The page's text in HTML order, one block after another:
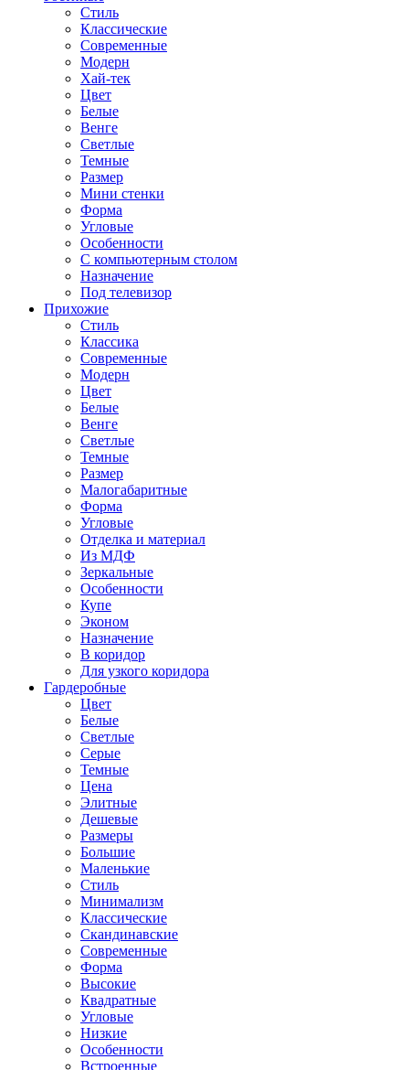
Стиль
Классические
Современные
Модерн
Хай-тек
Цвет
Белые
Венге
Светлые
Темные
Размер
Мини стенки
Форма
Угловые
Особенности
С компьютерным столом
Назначение
Под телевизор
Прихожие
Стиль
Классика
Современные
Модерн
Цвет
Белые
Венге
Светлые
Темные
Размер
Малогабаритные
Форма
Угловые
Отделка и материал
Из МДФ
Зеркальные
Особенности
Купе
Эконом
Назначение
В коридор
Для узкого коридора
Гардеробные
Цвет
Белые
Светлые
Серые
Темные
Цена
Элитные
Дешевые
Размеры
Большие
Маленькие
Стиль
Минимализм
Классические
Скандинавские
Современные
Форма
Высокие
Квадратные
Угловые
Низкие
Особенности
Встроенные